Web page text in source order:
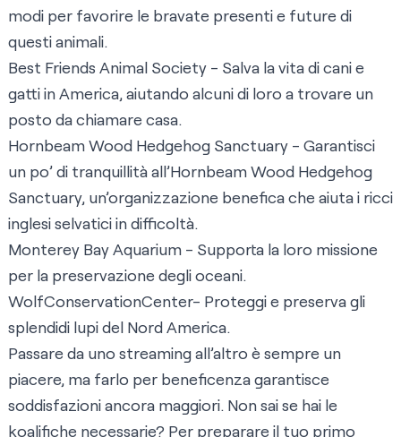
modi per favorire le bravate presenti e future di
questi animali.
Best Friends Animal Society - Salva la vita di cani e
gatti in America, aiutando alcuni di loro a trovare un
posto da chiamare casa.
Hornbeam Wood Hedgehog Sanctuary - Garantisci
un po’ di tranquillità all’Hornbeam Wood Hedgehog
Sanctuary, un’organizzazione benefica che aiuta i ricci
inglesi selvatici in difficoltà.
Monterey Bay Aquarium - Supporta la loro missione
per la preservazione degli oceani.
WolfConservationCenter- Proteggi e preserva gli
splendidi lupi del Nord America.
Passare da uno streaming all’altro è sempre un
piacere, ma farlo per beneficenza garantisce
soddisfazioni ancora maggiori. Non sai se hai le
koalifiche necessarie? Per preparare il tuo primo